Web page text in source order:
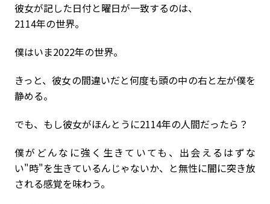
彼女が記した日付と曜日が一致するのは、
2114年の世界。
僕はいま2022年の世界。
きっと、彼女の間違いだと何度も頭の中の右と左が僕を
静める。
でも、もし彼女がほんとうに2114年の人間だったら？
僕がどんなに強く生きていても、出会えるはずな
い"時"を生きているんじゃないか、と無性に闇に突き放
される感覚を味わう。